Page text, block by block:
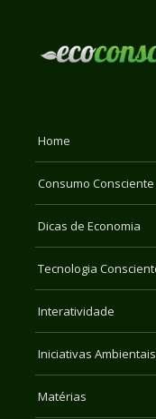
Home
Consumo Consciente
Dicas de Economia
Tecnologia
Interatividade
Iniciativas Ambientais
Matérias